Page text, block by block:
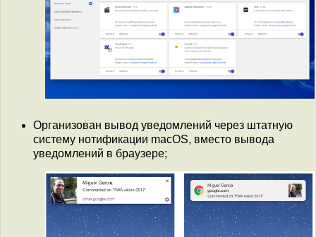
Организован вывод уведомлений через штатную
систему нотификации macOS, вместо вывода
уведомлений в браузере;